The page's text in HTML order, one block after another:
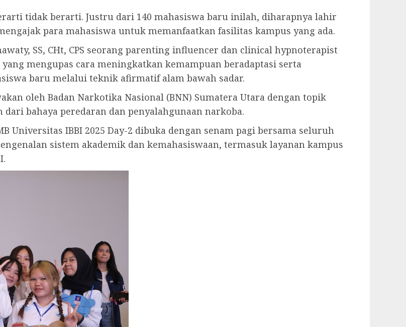
tidak berarti. Justru dari 140 mahasiswa baru inilah, diharapnya lahir
para mahasiswa untuk memanfaatkan fasilitas kampus yang ada.
SS, CHt, CPS seorang parenting influencer dan clinical hypnoterapist
mengupas cara meningkatkan kemampuan beradaptasi serta
baru melalui teknik afirmatif alam bawah sadar.
oleh Badan Narkotika Nasional (BNN) Sumatera Utara dengan topik
bahaya peredaran dan penyalahgunaan narkoba.
Universitas IBBI 2025 Day-2 dibuka dengan senam pagi bersama seluruh
sistem akademik dan kemahasiswaan, termasuk layanan kampus